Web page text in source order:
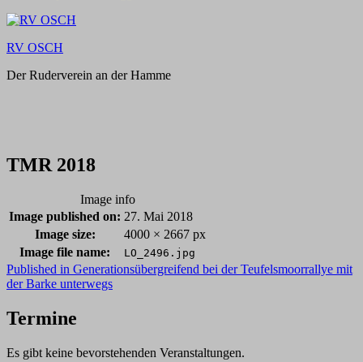
RV OSCH
Der Ruderverein an der Hamme
TMR 2018
Image info
Image published on: 27. Mai 2018
Image size:
4000 × 2667 px
Image file name:
LO_2496.jpg
Post
navigation
Published in Generationsübergreifend bei der Teufelsmoorrallye mit
der Barke unterwegs
Termine
Es gibt keine bevorstehenden Veranstaltungen.